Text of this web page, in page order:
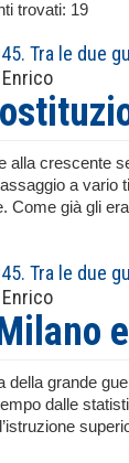
trovati: 19
Tra le due
alla crescente
a vario
Come già gli
Tra le due
della grande
dalle